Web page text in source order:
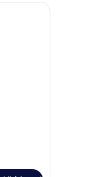
on punainen sohva,